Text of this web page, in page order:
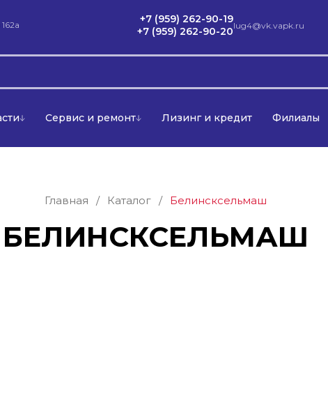
+7 (959) 262-90-19
+7 (959) 262-90-20lug4@vk.vapk.ru
Сервис и ремонт Лизинг и кредит Филиалы
Главная / Каталог / Белинсксельмаш
БЕЛИНСКСЕЛЬМАШ